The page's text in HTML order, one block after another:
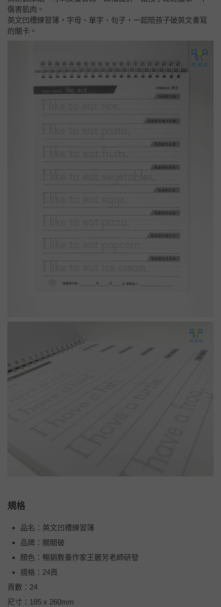
傷害肌肉。
英文凹槽練習簿，字母、單字、句子，一起陪孩子破英文書寫
的關卡。
規格
品名：英文凹槽練習簿
品牌：關關破
顏色：暢銷教養作家王麗芳老師研發
規格：24頁
頁數：24
尺寸：185 x 260mm